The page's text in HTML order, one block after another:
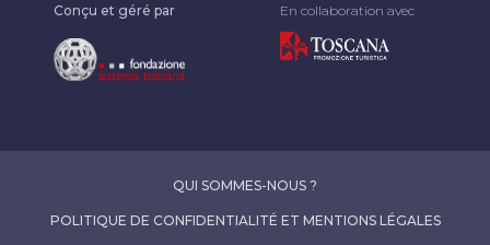
Conçu et géré par En collaboration avec
QUI SOMMES-NOUS ?
POLITIQUE DE CONFIDENTIALITÉ ET MENTIONS LÉGALES